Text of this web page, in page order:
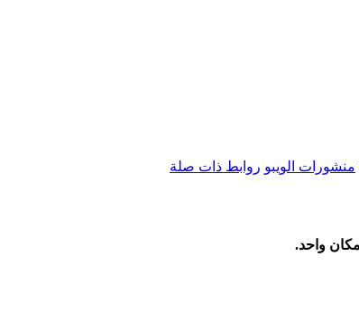
منشورات الويبو روابط ذات صلة
واحد.